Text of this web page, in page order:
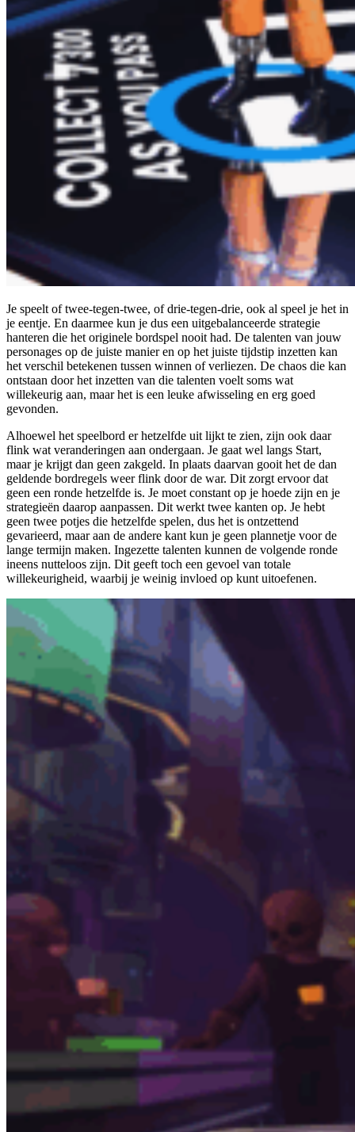
Je speelt of twee-tegen-twee, of drie-tegen-drie, ook al speel je het in
je eentje. En daarmee kun je dus een uitgebalanceerde strategie
hanteren die het originele bordspel nooit had. De talenten van jouw
personages op de juiste manier en op het juiste tijdstip inzetten kan
het verschil betekenen tussen winnen of verliezen. De chaos die kan
ontstaan door het inzetten van die talenten voelt soms wat
willekeurig aan, maar het is een leuke afwisseling en erg goed
gevonden.
Alhoewel het speelbord er hetzelfde uit lijkt te zien, zijn ook daar
flink wat veranderingen aan ondergaan. Je gaat wel langs Start,
maar je krijgt dan geen zakgeld. In plaats daarvan gooit het de dan
geldende bordregels weer flink door de war. Dit zorgt ervoor dat
geen een ronde hetzelfde is. Je moet constant op je hoede zijn en je
strategieën daarop aanpassen. Dit werkt twee kanten op. Je hebt
geen twee potjes die hetzelfde spelen, dus het is ontzettend
gevarieerd, maar aan de andere kant kun je geen plannetje voor de
lange termijn maken. Ingezette talenten kunnen de volgende ronde
ineens nutteloos zijn. Dit geeft toch een gevoel van totale
willekeurigheid, waarbij je weinig invloed op kunt uitoefenen.